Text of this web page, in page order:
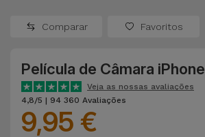
Dyson
TCL
tudo
e Colunas
Smartwatches
e Braceletes
Correntes
Comparar Favoritos
Película de Câmara iPhone
Veja as nossas avaliações
4,8/5 | 94 360 Avaliações
9,95 €